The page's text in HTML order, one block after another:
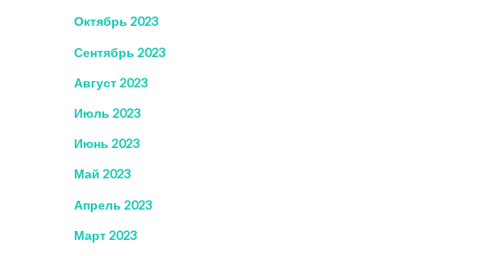
Октябрь 2023
Сентябрь 2023
Август 2023
Июль 2023
Июнь 2023
Май 2023
Апрель 2023
Март 2023